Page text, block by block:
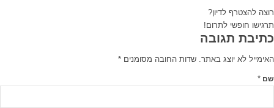
רוצה להצטרף לדיון?
תרגישו חופשי לתרום!
כתיבת תגובה
האימייל לא יוצג באתר. שדות החובה מסומנים *
שם *